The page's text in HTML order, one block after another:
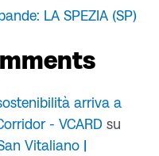
LA SPEZIA (SP)
arriva a
- VCARDsu
Vitaliano |